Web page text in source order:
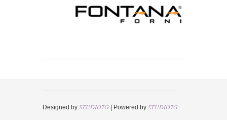
Designed by STUDIO7G | Powered by STUDIO7G